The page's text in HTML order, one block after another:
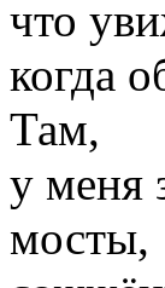
что
когда
Там,
у меня
мосты,